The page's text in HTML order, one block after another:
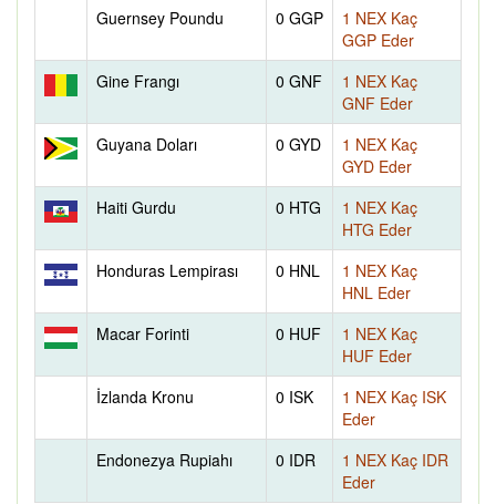
Guernsey Poundu
0 GGP
1 NEX Kaç
GGP Eder
Gine Frangı
0 GNF
1 NEX Kaç
GNF Eder
Guyana Doları
0 GYD
1 NEX Kaç
GYD Eder
Haiti Gurdu
0 HTG
1 NEX Kaç
HTG Eder
Honduras Lempirası
0 HNL
1 NEX Kaç
HNL Eder
Macar Forinti
0 HUF
1 NEX Kaç
HUF Eder
İzlanda Kronu
0 ISK
1 NEX Kaç ISK
Eder
Endonezya Rupiahı
0 IDR
1 NEX Kaç IDR
Eder